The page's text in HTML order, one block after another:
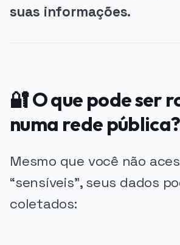
suas informações.
🔐 O que pode ser
numa rede pública?
Mesmo que você não
“sensíveis”, seus dados
coletados: